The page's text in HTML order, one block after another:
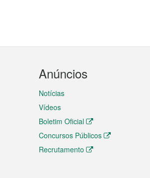
Anúncios
Notícias
Vídeos
Boletim Oficial
Concursos Públicos
Recrutamento